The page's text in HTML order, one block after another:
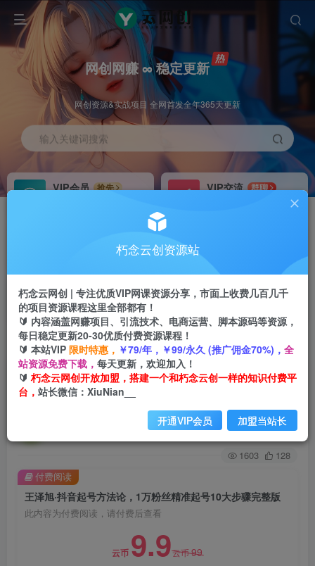
网创网赚 ∞ 稳定更新
网创资源&实战项目 全网首发全年365天更新
输入关键词搜索
VIP会员
抢先
VIP交流
群聊
研究探讨更多创业项目路子。
会员专属推广链接
四导航 导航
APP下载
GO
首页 创业课程 会员免费 正文
王泽旭·抖音起号方法论，​1万粉丝精准起号10大步
骤完整版
关注 私信
1603 128
王泽旭·抖音起号方法论，​1万粉丝精准起号10大步骤完整版
此内容为付费阅读，请付费后查看
云币 9.9云币99
付费阅读
朽念云创资源站
朽念云网创 | 专注优质VIP网课资源分享，市面上收费几百几千
的项目资源课程这里全部都有！
🔰 内容涵盖网赚项目、引流技术、电商运营、脚本源码等资源，
每日稳定更新20-30优质付费资源课程！
🔰 本站VIP 限时特惠， ￥79/年，￥99/永久 (推广佣金70%)， 全
站资源免费下载， 每天更新，欢迎加入！
🔰 朽念云网创开放加盟，搭建一个和朽念云创一样的知识付费平
台， 站长微信：XiuNian__
开通VIP会员 加盟当站长